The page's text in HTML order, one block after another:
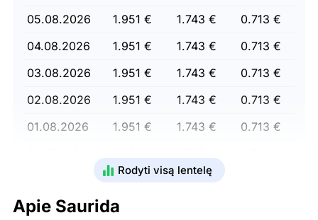
05.08.2026
1.951 € 1.743 €
0.713 €
04.08.2026
1.951 € 1.743 €
0.713 €
03.08.2026
1.951 € 1.743 €
0.713 €
02.08.2026
1.951 € 1.743 €
0.713 €
01.08.2026
1.951 € 1.743 €
0.713 €
1.951 € 1.743 €
29.07.2026
1.951 €
Rodyti visą lentelę
Apie Saurida